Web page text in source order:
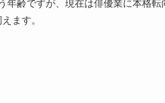
年齢ですが、現在は俳優業に本格
ます。